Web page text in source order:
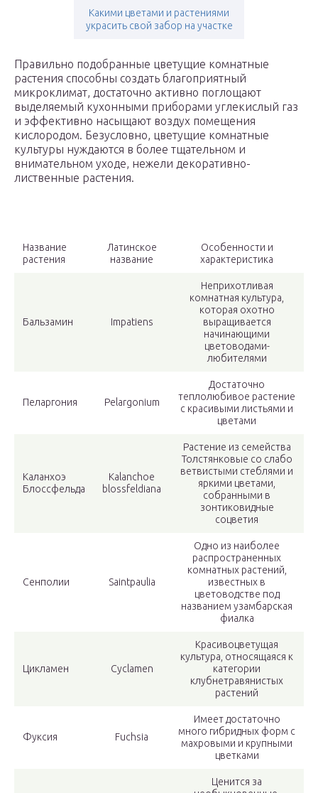
Какими цветами и растениями
украсить свой забор на участке
Правильно подобранные цветущие комнатные
растения способны создать благоприятный
микроклимат, достаточно активно поглощают
выделяемый кухонными приборами углекислый газ
и эффективно насыщают воздух помещения
кислородом. Безусловно, цветущие комнатные
культуры нуждаются в более тщательном и
внимательном уходе, нежели декоративно-
лиственные растения.
Название
растения
Латинское
название
Особенности и
характеристика
Бальзамин Impatiens
Неприхотливая
комнатная культура,
которая охотно
выращивается
начинающими
цветоводами-
любителями
Пеларгония Pelargonium
Достаточно
теплолюбивое растение
с красивыми листьями и
цветами
Каланхоэ
Блоссфельда
Kalanchoe
blossfeldiana
Растение из семейства
Толстянковые со слабо
ветвистыми стеблями и
яркими цветами,
собранными в
зонтиковидные
соцветия
Сенполии Saintpaulia
Одно из наиболее
распространенных
комнатных растений,
известных в
цветоводстве под
названием узамбарская
фиалка
Цикламен Cyclamen
Красивоцветущая
культура, относящаяся к
категории
клубнетравянистых
растений
Фуксия Fuchsia
Имеет достаточно
много гибридных форм с
махровыми и крупными
цветками
Ценится за